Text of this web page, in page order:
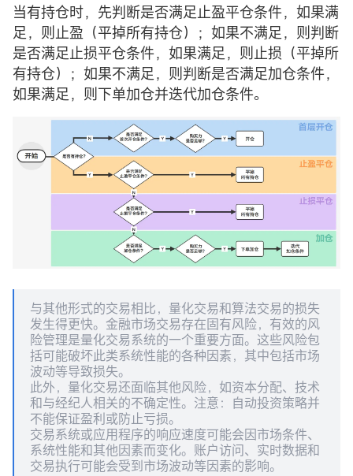
当有持仓时，先判断是否满足止盈平仓条件，如果满
足，则止盈（平掉所有持仓）；如果不满足，则判断
是否满足止损平仓条件，如果满足，则止损（平掉所
有持仓）；如果不满足，则判断是否满足加仓条件，
如果满足，则下单加仓并迭代加仓条件。
与其他形式的交易相比，量化交易和算法交易的损失
发生得更快。金融市场交易存在固有风险，有效的风
险管理是量化交易系统的一个重要方面。这些风险包
括可能破坏此类系统性能的各种因素，其中包括市场
波动等导致损失。
此外，量化交易还面临其他风险，如资本分配、技术
和与经纪人相关的不确定性。注意：自动投资策略并
不能保证盈利或防止亏损。
交易系统或应用程序的响应速度可能会因市场条件、
系统性能和其他因素而变化。账户访问、实时数据和
交易执行可能会受到市场波动等因素的影响。